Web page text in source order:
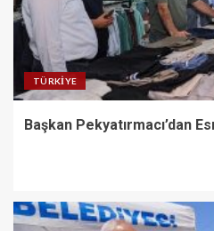
TÜRKIYE
Başkan Pekyatırmacı’dan